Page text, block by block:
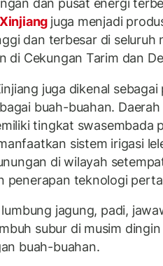
dan pusat energi
Xinjiang juga menjadi
dan terbesar di seluruh
di Cekungan Tarim dan
juga dikenal
buah-buahan.
tingkat swasembada
sistem irigasi
di wilayah
penerapan teknologi
jagung, padi,
subur di musim
buah-buahan.